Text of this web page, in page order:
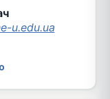
u.edu.ua